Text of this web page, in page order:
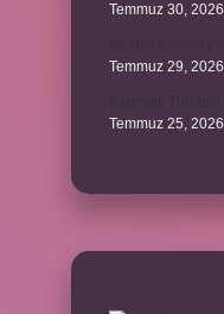
Temmuz 30, 2026
Temmuz 29, 2026
Temmuz 25, 2026